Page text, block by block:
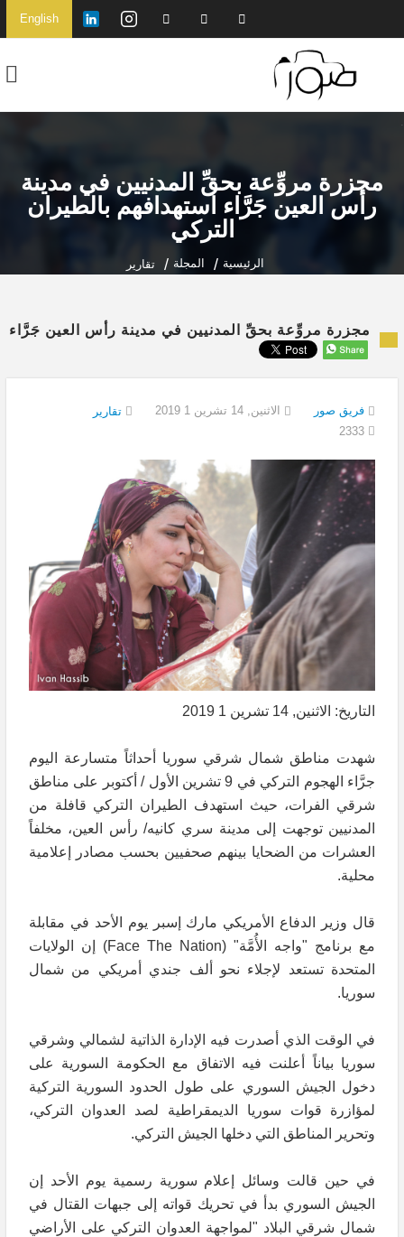
English
مجزرة مروِّعة بحقِّ المدنيين في مدينة
رأس العين جَرَّاء استهدافهم بالطيران
التركي
الرئيسية المجلة تقارير
مجزرة مروِّعة بحقِّ المدنيين في مدينة رأس العين جَرَّاء
فريق صور الاثنين, 14 تشرين 1 2019
تقارير
التاريخ: الاثنين, 14 تشرين 1 2019
شهدت مناطق شمال شرقي سوريا أحداثاً متسارعة اليوم
جرَّاء الهجوم التركي في 9 تشرين الأول / أكتوبر على مناطق
شرقي الفرات، حيث استهدف الطيران التركي قافلة من
المدنيين توجهت إلى مدينة سري كانيه/ رأس العين، مخلفاً
العشرات من الضحايا بينهم صحفيين بحسب مصادر إعلامية
محلية.
قال وزير الدفاع الأمريكي مارك إسبر يوم الأحد في مقابلة
مع برنامج "واجه الأُمَّة" (Face The Nation) إن الولايات
المتحدة تستعد لإجلاء نحو ألف جندي أمريكي من شمال
سوريا.
في الوقت الذي أصدرت فيه الإدارة الذاتية لشمالي وشرقي
سوريا بياناً أعلنت فيه الاتفاق مع الحكومة السورية على
دخول الجيش السوري على طول الحدود السورية التركية
لمؤازرة قوات سوريا الديمقراطية لصد العدوان التركي،
وتحرير المناطق التي دخلها الجيش التركي.
في حين قالت وسائل إعلام سورية رسمية يوم الأحد إن
الجيش السوري بدأ في تحريك قواته إلى جبهات القتال في
شمال شرقي البلاد "لمواجهة العدوان التركي على الأراضي